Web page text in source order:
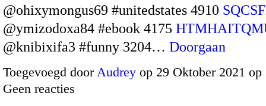
@ohixymongus69 #unitedstates 4910
@ymizodoxa84 #ebook 4175
@knibixifa3 #funny 3204… Doorgaan
Toegevoegd doorAudrey op 29 Oktober 2021
Geen reacties